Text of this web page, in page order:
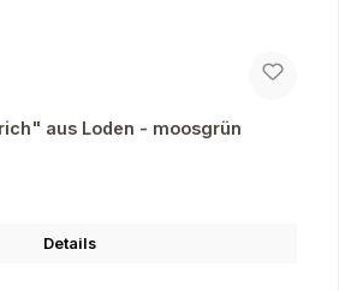
aus Loden - moosgrün
Details